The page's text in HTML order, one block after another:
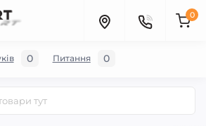
0
0 Питання 0